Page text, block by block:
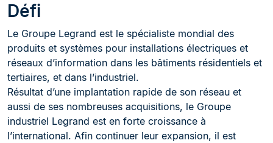
Défi
Le Groupe Legrand est le spécialiste mondial des
produits et systèmes pour installations électriques et
réseaux d’information dans les bâtiments résidentiels et
tertiaires, et dans l’industriel.
Résultat d’une implantation rapide de son réseau et
aussi de ses nombreuses acquisitions, le Groupe
industriel Legrand est en forte croissance à
l’international. Afin continuer leur expansion, il est